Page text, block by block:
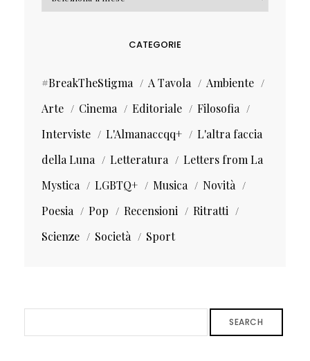
CATEGORIE
#BreakTheStigma A Tavola
Ambiente
Arte
Cinema Editoriale
Filosofia
Interviste
L'Almanaccqq+
L'altra faccia
della Luna
Letteratura
Letters from La
Mystica
LGBTQ+ Musica
Novità
Poesia
Pop Recensioni
Ritratti
Scienze
Società Sport
SEARCH